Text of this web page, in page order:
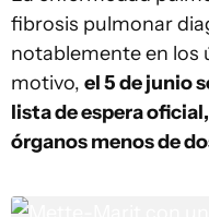
fibrosis pulmonar
notablemente en los
motivo, el 5 de junio
lista de espera
órganos menos de